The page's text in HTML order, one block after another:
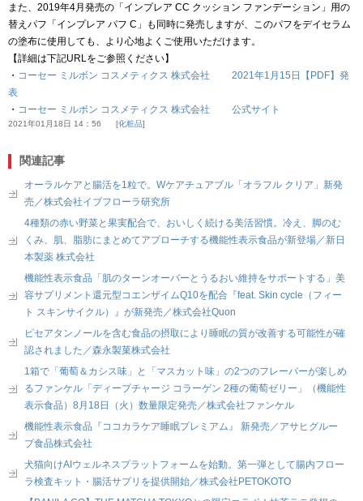
また、2019年4月発売の「インプレア CC クッション ファンデーション」用の
替えパフ「インプレア パフ C」も同時に発売しますが、このパフをデイセラム
の塗布に使用しても、より心地よくご使用いただけます。
【詳細は下記URLをご参照ください】
・ コーセー ミルボン コスメティクス 株式会社 2021年1月15日【PDF】発
表
・ コーセー ミルボン コスメティクス 株式会社 公式サイト
2021年01月18日 14：56 化粧品
関連記事
オーラルケアと腸活を1粒で。Wケアチュアブル「オラフル クリア」新発
売／株式会社イブフローラ研究所
4種類の赤い野菜と果実配合で、おいしく続ける美活習慣。冷え、脚のむ
くみ、肌、脂肪にまとめてアプローチする機能性表示食品が新登場／新日
本製薬 株式会社
機能性表示食品「肌のターンオーバーとうるおい維持をサポートする」美
容サプリメント還元型コエンザイムQ10を配合『feat. Skin cycle（フィー
ト スキンサイクル）』が新発売／株式会社Quon
ピセアタンノールを含む食品の摂取により睡眠の質が改善する可能性が確
認されました／森永製菓株式会社
1箱で「葡萄＆カシス味」と「マスカット味」の2つのフレーバーが楽しめ
るファンケル「ディープチャージ コラーゲン 2種の葡萄ゼリー」（機能性
表示食品）8月18日（火）数量限定発売／株式会社ファンケル
機能性表示食品『ココカラケア睡眠プレミアム』 新発売／アサヒグルー
プ食品株式会社
犬猫向けAIウェルネスプラットフォームを始動。第一弾として腸内フロー
ラ検査キット・腸活サプリを提供開始／株式会社PETOKOTO